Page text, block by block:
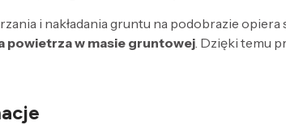
i nakładania gruntu na podobrazie
powietrza w masie gruntowej . Dzięki temu